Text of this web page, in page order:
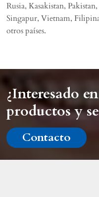
Rusia, Kasakistan,
Singapur, Vietnam,
otros países.
¿Interesado
productos y
Contacto